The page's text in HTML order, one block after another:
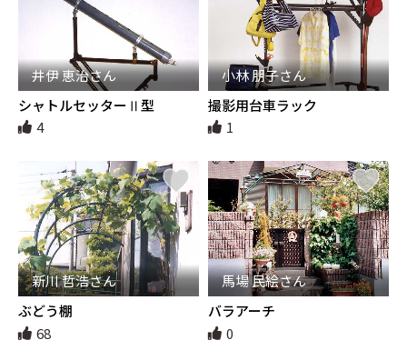
井伊 恵治さん
シャトルセッターⅡ型
4
小林 朋子さん
撮影用台車ラック
1
新川 哲浩さん
ぶどう棚
68
馬場 民絵さん
バラアーチ
0